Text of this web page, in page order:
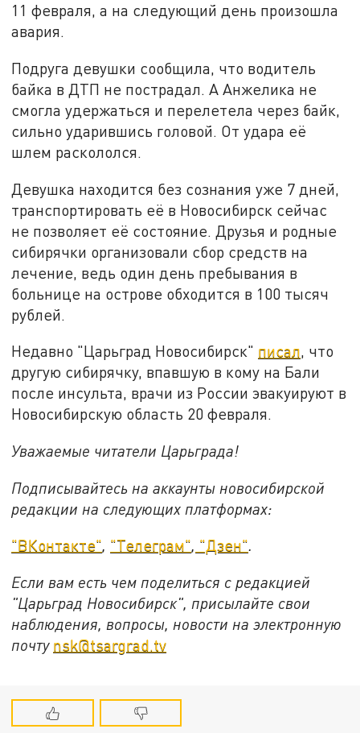
11 февраля, а на следующий день произошла
авария.
Подруга девушки сообщила, что водитель
байка в ДТП не пострадал. А Анжелика не
смогла удержаться и перелетела через байк,
сильно ударившись головой. От удара её
шлем раскололся.
Девушка находится без сознания уже 7 дней,
транспортировать её в Новосибирск сейчас
не позволяет её состояние. Друзья и родные
сибирячки организовали сбор средств на
лечение, ведь один день пребывания в
больнице на острове обходится в 100 тысяч
рублей.
Недавно "Царьград Новосибирск" писал, что
другую сибирячку, впавшую в кому на Бали
после инсульта, врачи из России эвакуируют в
Новосибирскую область 20 февраля.
Уважаемые читатели Царьграда!
Подписывайтесь на аккаунты новосибирской
редакции на следующих платформах:
"ВКонтакте", "Телеграм", "Дзен".
Если вам есть чем поделиться с редакцией
"Царьград Новосибирск", присылайте свои
наблюдения, вопросы, новости на электронную
почту nsk@tsargrad.tv